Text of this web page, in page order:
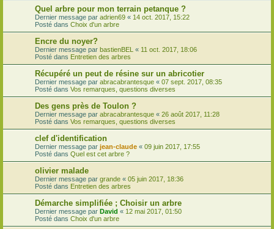
Quel arbre pour mon terrain petanque ?
Dernier message par adrien69 « 14 oct. 2017, 15:22
Posté dans Choix d'un arbre
Encre du noyer?
Dernier message par bastienBEL « 11 oct. 2017, 18:06
Posté dans Entretien des arbres
Récupéré un peut de résine sur un abricotier
Dernier message par abracabrantesque « 07 sept. 2017, 08:35
Posté dans Vos remarques, questions diverses
Des gens près de Toulon ?
Dernier message par abracabrantesque « 26 août 2017, 11:28
Posté dans Vos remarques, questions diverses
clef d'identification
Dernier message par jean-claude « 09 juin 2017, 17:55
Posté dans Quel est cet arbre ?
olivier malade
Dernier message par grande « 05 juin 2017, 18:36
Posté dans Entretien des arbres
Démarche simplifiée ; Choisir un arbre
Dernier message par David « 12 mai 2017, 01:50
Posté dans Choix d'un arbre